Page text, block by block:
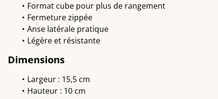
Format cube pour plus de rangement
Fermeture zippée
Anse latérale pratique
Légère et résistante
Dimensions
Largeur : 15,5 cm
Hauteur : 10 cm